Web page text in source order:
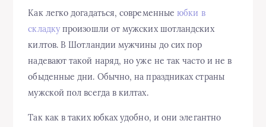
Как легко догадаться, современныеюбки в
складкупроизошли от мужских шотландских
килтов. В Шотландии мужчины до сих пор
надевают такой наряд, но уже не так часто и не в
обыденные дни. Обычно, на праздниках страны
мужской пол всегда в килтах.
Так как в таких юбках удобно, и они элегантно